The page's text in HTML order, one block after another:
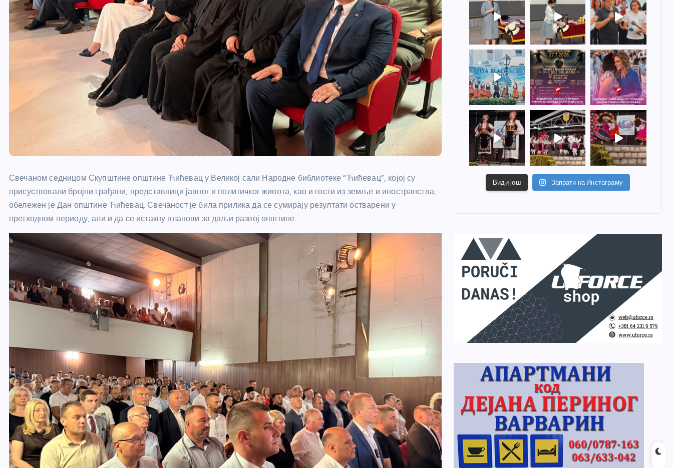
Свечаном седницом Скупштине општине Ћићевац у Великој сали Народне библиотеке “Ћићевац”, којој су
присуствовали бројни грађани, представници јавног и политичког живота, као и гости из земље и иностранства,
обележен је Дан општине Ћићевац. Свечаност је била прилика да се сумирају резултати остварени у
претходном периоду, али и да се истакну планови за даљи развој општине.
Види још Запрати на Инстаграму